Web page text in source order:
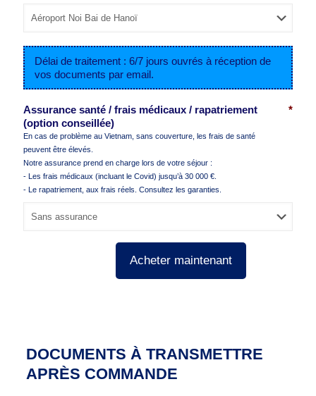
Délai de traitement : 6/7 jours ouvrés à réception de
vos documents par email.
Assurance santé / frais médicaux / rapatriement
(option conseillée)
*
En cas de problème au Vietnam, sans couverture, les frais de santé
peuvent être élevés.
Notre assurance prend en charge lors de votre séjour :
- Les frais médicaux (incluant le Covid) jusqu’à 30 000 €.
- Le rapatriement, aux frais réels. Consultez les garanties.
Acheter maintenant
DOCUMENTS À TRANSMETTRE
APRÈS COMMANDE